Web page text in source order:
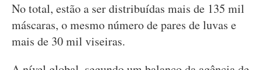
No total, estão a ser distribuídas mais de 135 mil
máscaras, o mesmo número de pares de luvas e
mais de 30 mil viseiras.